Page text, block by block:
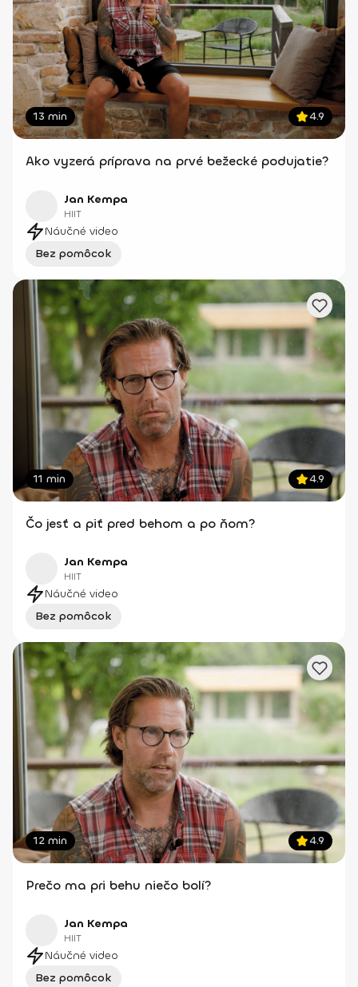
13 min 4.9
Ako vyzerá príprava na prvé bežecké podujatie?
Jan Kempa
HIIT
Náučné video
Bez pomôcok
11 min 4.9
Čo jesť a piť pred behom a po ňom?
Jan Kempa
HIIT
Náučné video
Bez pomôcok
12 min 4.9
Prečo ma pri behu niečo bolí?
Jan Kempa
HIIT
Náučné video
Bez pomôcok